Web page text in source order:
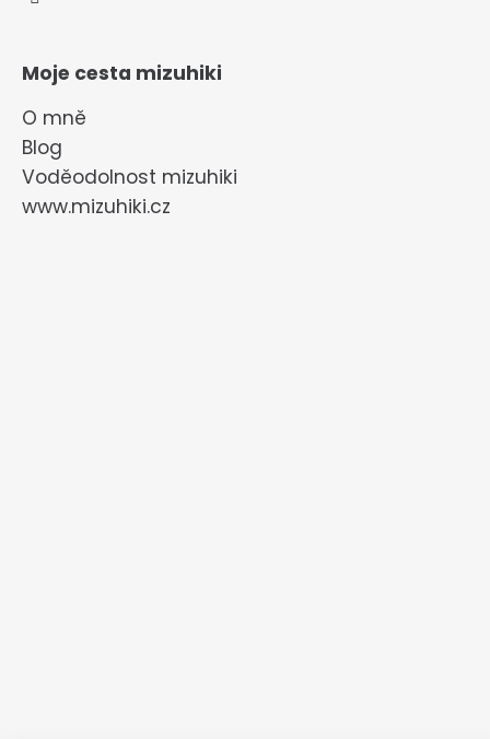
Moje cesta mizuhiki
O mně
Blog
Voděodolnost mizuhiki
www.mizuhiki.cz